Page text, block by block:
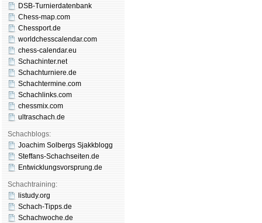
DSB-Turnierdatenbank
Chess-map.com
Chessport.de
worldchesscalendar.com
chess-calendar.eu
Schachinter.net
Schachturniere.de
Schachtermine.com
Schachlinks.com
chessmix.com
ultraschach.de
Schachblogs:
Joachim Solbergs Sjakkblogg
Steffans-Schachseiten.de
Entwicklungsvorsprung.de
Schachtraining:
listudy.org
Schach-Tipps.de
Schachwoche.de